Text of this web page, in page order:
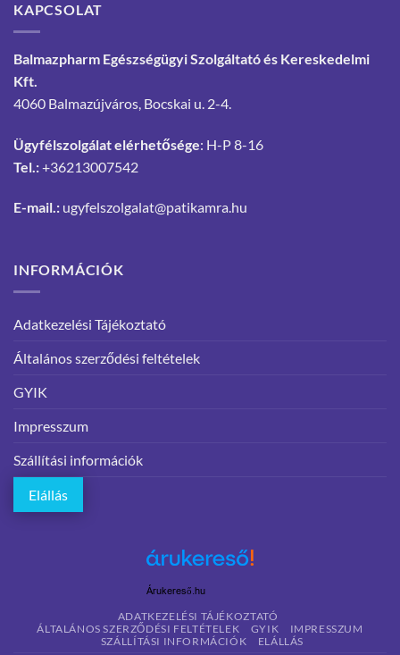
KAPCSOLAT
Balmazpharm Egészségügyi Szolgáltató és Kereskedelmi
Kft.
4060 Balmazújváros, Bocskai u. 2-4.
Ügyfélszolgálat elérhetősége: H-P 8-16
Tel.:+36213007542
E-mail.: ugyfelszolgalat@patikamra.hu
INFORMÁCIÓK
Adatkezelési Tájékoztató
Általános szerződési feltételek
GYIK
Impresszum
Szállítási információk
Elállás
Árukereső.hu
ADATKEZELÉSI TÁJÉKOZTATÓ
ÁLTALÁNOS SZERZŐDÉSI FELTÉTELEK
GYIK
IMPRESSZUM
SZÁLLÍTÁSI INFORMÁCIÓK
ELÁLLÁS